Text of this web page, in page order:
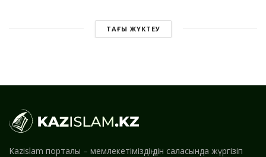
ТАҒЫ ЖҮКТЕУ
Kazislam порталы – мемлекетіміздің дін саласында жүргізіп